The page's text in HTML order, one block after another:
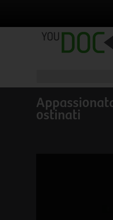
ostinati